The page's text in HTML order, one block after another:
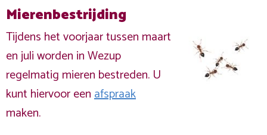
Mierenbestrijding
Tijdens het voorjaar tussen maart
en juli worden in Wezup
regelmatig mieren bestreden. U
kunt hiervoor eenafspraak
maken.